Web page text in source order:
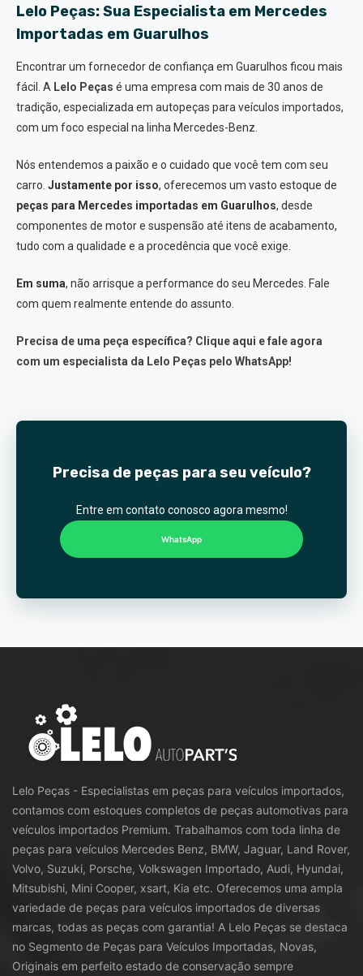
Lelo Peças: Sua Especialista em Mercedes
Importadas em Guarulhos
Encontrar um fornecedor de confiança em Guarulhos ficou mais
fácil. A Lelo Peças é uma empresa com mais de 30 anos de
tradição, especializada em autopeças para veículos importados,
com um foco especial na linha Mercedes-Benz.
Nós entendemos a paixão e o cuidado que você tem com seu
carro. Justamente por isso, oferecemos um vasto estoque de
peças para Mercedes importadas em Guarulhos, desde
componentes de motor e suspensão até itens de acabamento,
tudo com a qualidade e a procedência que você exige.
Em suma, não arrisque a performance do seu Mercedes. Fale
com quem realmente entende do assunto.
Precisa de uma peça específica? Clique aqui e fale agora
com um especialista da Lelo Peças pelo WhatsApp!
Precisa de peças para seu veículo?
Entre em contato conosco agora mesmo!
WhatsApp
Lelo Peças - Especialistas em peças para veículos importados,
contamos com estoques completos de peças automotivas para
veículos importados Premium. Trabalhamos com toda linha de
peças para veículos Mercedes Benz, BMW, Jaguar, Land Rover,
Volvo, Suzuki, Porsche, Volkswagen Importado, Audi, Hyundai,
Mitsubishi, Mini Cooper, xsart, Kia etc. Oferecemos uma ampla
variedade de peças para veículos importados de diversas
marcas, todas as peças com garantia! A Lelo Peças se destaca
no Segmento de Peças para Veículos Importadas, Novas,
Originais em perfeito estado de conservação sempre